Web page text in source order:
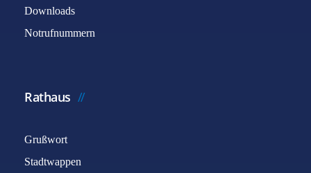
Downloads
Notrufnummern
Rathaus
Grußwort
Stadtwappen